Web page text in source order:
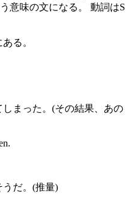
意味の文になる。 動詞はS
る。
まった。(その結果、あの
だ。(推量)